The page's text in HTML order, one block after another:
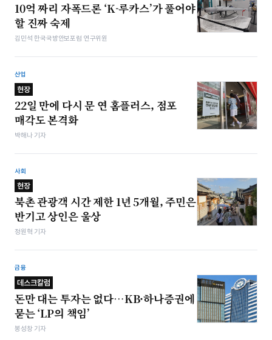
10억 짜리 자폭드론 ‘K-루카스’가 풀어야
할 진짜 숙제
김민석 한국국방안보포럼 연구위원
산업
현장
22일 만에 다시 문 연 홈플러스, 점포
매각도 본격화
박해나 기자
사회
현장
북촌 관광객 시간 제한 1년 5개월, 주민은
반기고 상인은 울상
정원혁 기자
금융
데스크칼럼
돈만 대는 투자는 없다…KB·하나증권에
묻는 ‘LP의 책임’
봉성창 기자